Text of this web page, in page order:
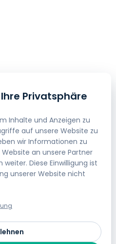
Privatsphäre
Inhalte und Anzeigen zu
auf unsere Website zu
wir Informationen zu
an unsere Partner
Diese Einwilligung ist
unserer Website nicht